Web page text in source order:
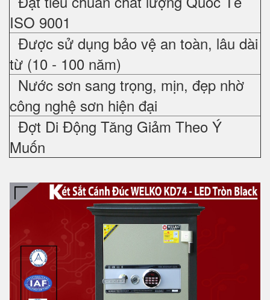
ISO 9001
Được sử dụng bảo vệ an toàn, lâu dài
từ (10 - 100 năm)
Nước sơn sang trọng, mịn, đẹp nhờ
công nghệ sơn hiện đại
Đợt Di Động Tăng Giảm Theo Ý
Muốn